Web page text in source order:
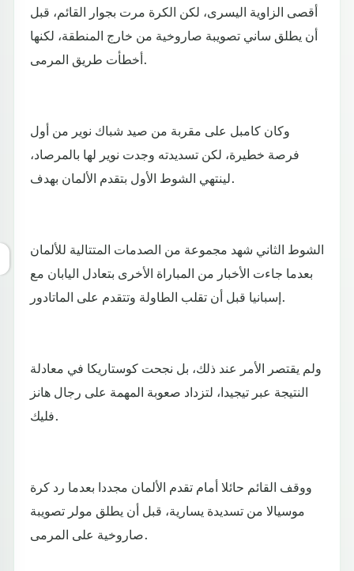
أقصى الزاوية اليسرى، لكن الكرة مرت بجوار القائم، قبل
أن يطلق ساني تصويبة صاروخية من خارج المنطقة، لكنها
أخطأت طريق المرمى.
وكان كامبل على مقربة من صيد شباك نوير من أول
فرصة خطيرة، لكن تسديدته وجدت نوير لها بالمرصاد،
لينتهي الشوط الأول بتقدم الألمان بهدف.
الشوط الثاني شهد مجموعة من الصدمات المتتالية للألمان
بعدما جاءت الأخبار من المباراة الأخرى بتعادل اليابان مع
إسبانيا قبل أن تقلب الطاولة وتتقدم على الماتادور.
ولم يقتصر الأمر عند ذلك، بل نجحت كوستاريكا في معادلة
النتيجة عبر تيجيدا، لتزداد صعوبة المهمة على رجال هانز
فليك.
ووقف القائم حائلا أمام تقدم الألمان مجددا بعدما رد كرة
موسيالا من تسديدة يسارية، قبل أن يطلق مولر تصويبة
صاروخية على المرمى.